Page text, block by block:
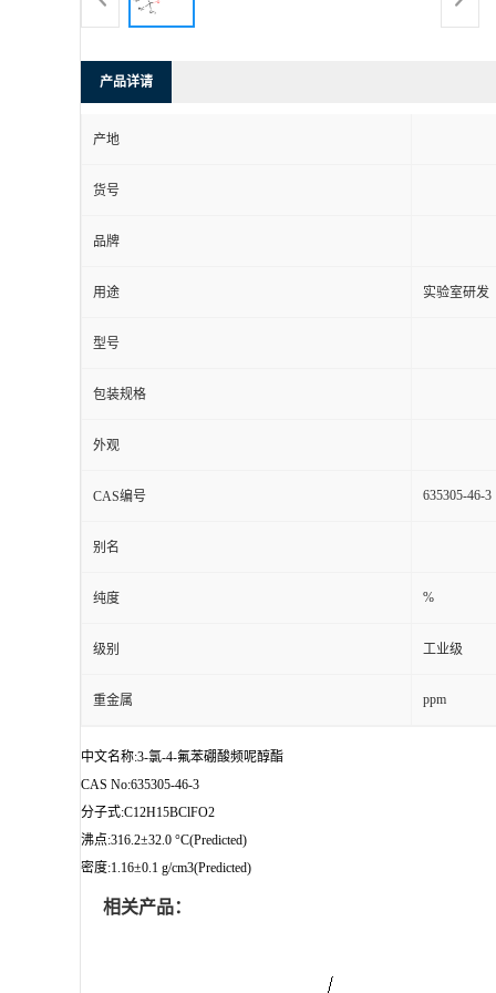
产品详请
产地
货号
品牌
用途 实验室研发
型号
包装规格
外观
CAS编号 635305-46-3
别名
纯度 %
级别 工业级
重金属 ppm
中文名称:3-氯-4-氟苯硼酸频呢醇酯
CAS No:635305-46-3
分子式:C12H15BClFO2
沸点:316.2±32.0 °C(Predicted)
密度:1.16±0.1 g/cm3(Predicted)
相关产品：